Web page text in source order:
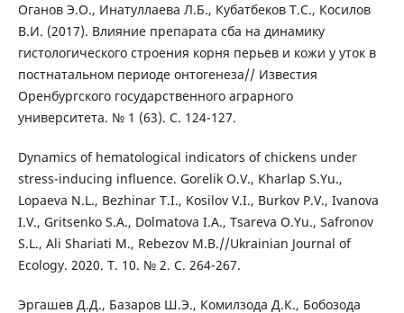
Оганов Э.О., Инатуллаева Л.Б., Кубатбеков Т.С., Косилов
В.И. (2017). Влияние препарата сба на динамику
гистологического строения корня перьев и кожи у уток в
постнатальном периоде онтогенеза// Известия
Оренбургского государственного аграрного
университета. № 1 (63). С. 124-127.
Dynamics of hematological indicators of chickens under
stress-inducing influence. Gorelik O.V., Kharlap S.Yu.,
Lopaeva N.L., Bezhinar T.I., Kosilov V.I., Burkov P.V., Ivanova
I.V., Gritsenko S.A., Dolmatova I.A., Tsareva O.Yu., Safronov
S.L., Ali Shariati M., Rebezov M.B.//Ukrainian Journal of
Ecology. 2020. Т. 10. № 2. С. 264-267.
Эргашев Д.Д., Базаров Ш.Э., Комилзода Д.К., Бобозода